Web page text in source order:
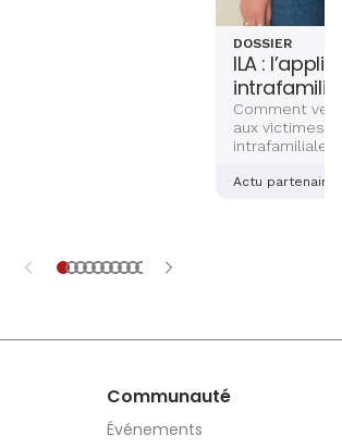
DOSSIER
ILA :
Comment
aux victimes
alsaciennes
Actu partenaire
Communauté
Événements